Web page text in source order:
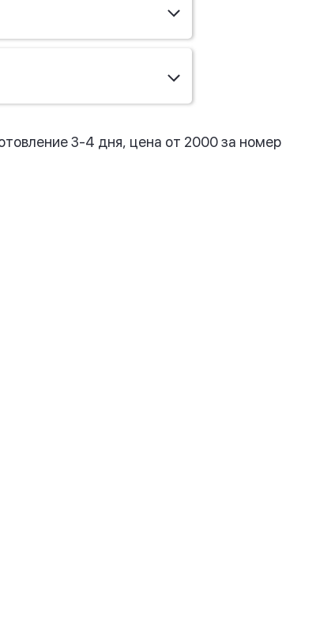
3-4 дня, цена от 2000 за номер